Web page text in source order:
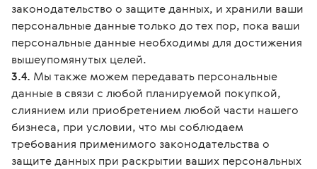
законодательство о защите данных, и хранили ваши
персональные данные только до тех пор, пока ваши
персональные данные необходимы для достижения
вышеупомянутых целей.
3.4. Мы также можем передавать персональные
данные в связи с любой планируемой покупкой,
слиянием или приобретением любой части нашего
бизнеса, при условии, что мы соблюдаем
требования применимого законодательства о
защите данных при раскрытии ваших персональных